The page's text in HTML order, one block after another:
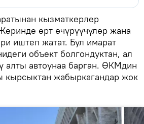
кызматкерлер
өрт өчүрүүчүлөр жана
иштеп жатат. Бул имарат
объект болгондуктан, ал
алты автоунаа барган. ӨКМдин
кырсыктан жабыркагандар жок